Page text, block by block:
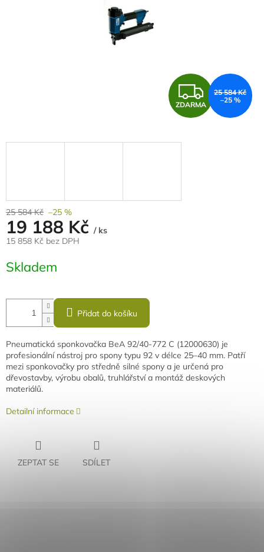
Z
D
ZDARMA
25 584 Kč
–25 %
25 584 Kč –25 %
19 188 Kč / ks
15 858 Kč bez DPH
cena:
Skladem
Přidat do košíku
Pneumatická sponkovačka BeA 92/40-772 C (12000630) je
profesionální nástroj pro spony typu 92 v délce 25–40 mm. Patří
mezi sponkovačky pro středně silné spony a je určená pro
dřevostavby, výrobu obalů, truhlářství a montáž deskových
materiálů.
Detailní informace
ZEPTAT SE SDÍLET